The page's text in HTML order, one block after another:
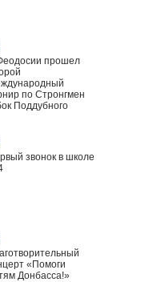
прошел
по Стронгмен
Поддубного
звонок в школе
«Помоги
Донбасса!»